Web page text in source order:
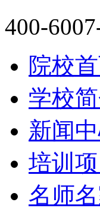
400-
院校
学校
新闻
培训项
名师